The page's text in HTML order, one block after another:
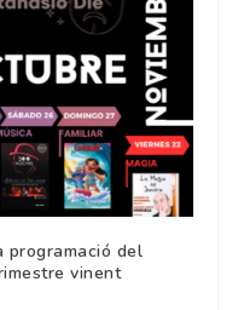
programació del
vinent